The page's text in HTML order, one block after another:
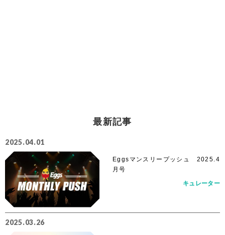
最新記事
2025.04.01
Eggsマンスリープッシュ 2025.4
月号
キュレーター
2025.03.26